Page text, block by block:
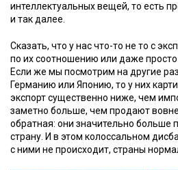
интеллектуальных вещей, то есть
и так далее.
Сказать, что у нас что-то не то с
по их соотношению или даже просто
Если же мы посмотрим на другие
Германию или Японию, то у них
экспорт существенно ниже, чем
заметно больше, чем продают
обратная: они значительно больше
страну. И в этом колоссальном
с ними не происходит, страны